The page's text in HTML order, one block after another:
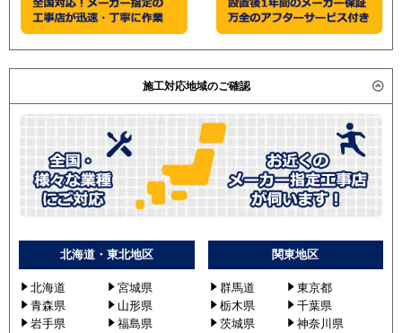
施工対応地域のご確認
北海道・東北地区
北海道
宮城県
青森県
山形県
岩手県
福島県
関東地区
群馬道
東京都
栃木県
千葉県
茨城県
神奈川県